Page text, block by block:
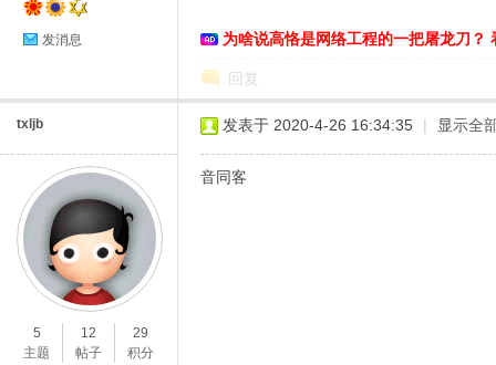
发消息 为啥说高恪是网络工程的一把屠龙刀？
回复
txljb
5
主题
12
帖子
29
积分
发表于 2020-4-26 16:34:35 | 显示全
音同客